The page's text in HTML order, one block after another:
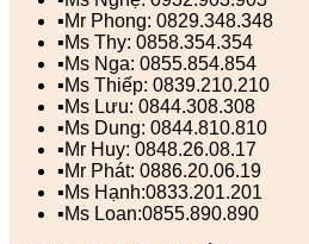
▪️Mr Phong: 0829.348.348
▪️Ms Thy: 0858.354.354
▪️Ms Nga: 0855.854.854
▪️Ms Thiếp: 0839.210.210
▪️Ms Lưu: 0844.308.308
▪️Ms Dung: 0844.810.810
▪️Mr Huy: 0848.26.08.17
▪️Mr Phát: 0886.20.06.19
▪️Ms Hạnh:0833.201.201
▪️Ms Loan:0855.890.890